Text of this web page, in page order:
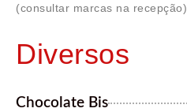
(consultar marcas na recepção)
Diversos
Chocolate Bis